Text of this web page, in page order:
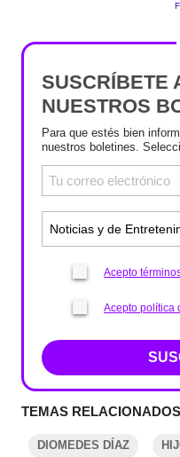
SUSCRÍBETE
NUESTROS
Para que estés bien
nuestros boletines.
Acepto
Acepto política
TEMAS
DIOMEDES DÍAZ